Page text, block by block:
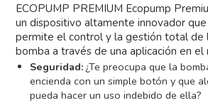
ECOPUMP PREMIUM Ecopump
un dispositivo altamente innovador que
permite el control y la gestión total de
bomba a través de una aplicación en el
Seguridad: ¿Te preocupa que la
encienda con un simple botón y que
pueda hacer un uso indebido de ella?